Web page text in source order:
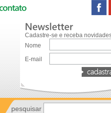
Cadastre-se e receba
Nome
E-mail
pesquisar